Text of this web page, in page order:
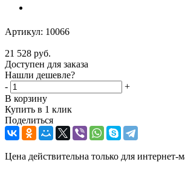
Артикул: 10066
21 528 руб.
Доступен для заказа
Нашли дешевле?
-
+
В корзину
Купить в 1 клик
Поделиться
Цена действительна только для